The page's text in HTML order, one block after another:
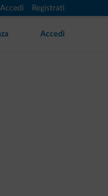
Accedi Registrati
Accedi